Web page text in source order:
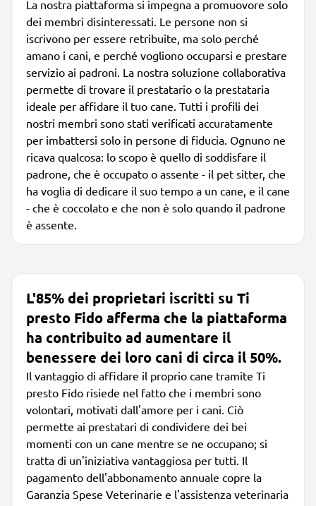
La nostra piattaforma si impegna a promuovore solo
dei membri disinteressati. Le persone non si
iscrivono per essere retribuite, ma solo perché
amano i cani, e perché vogliono occuparsi e prestare
servizio ai padroni. La nostra soluzione collaborativa
permette di trovare il prestatario o la prestataria
ideale per affidare il tuo cane. Tutti i profili dei
nostri membri sono stati verificati accuratamente
per imbattersi solo in persone di fiducia. Ognuno ne
ricava qualcosa: lo scopo è quello di soddisfare il
padrone, che è occupato o assente - il pet sitter, che
ha voglia di dedicare il suo tempo a un cane, e il cane
- che è coccolato e che non è solo quando il padrone
è assente.
L'85% dei proprietari iscritti su Ti
presto Fido afferma che la piattaforma
ha contribuito ad aumentare il
benessere dei loro cani di circa il 50%.
Il vantaggio di affidare il proprio cane tramite Ti
presto Fido risiede nel fatto che i membri sono
volontari, motivati dall'amore per i cani. Ciò
permette ai prestatari di condividere dei bei
momenti con un cane mentre se ne occupano; si
tratta di un'iniziativa vantaggiosa per tutti. Il
pagamento dell'abbonamento annuale copre la
Garanzia Spese Veterinarie e l'assistenza veterinaria